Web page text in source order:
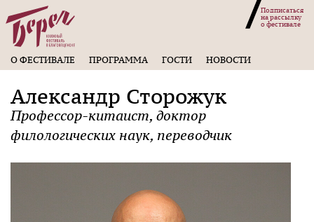
Подписаться
на рассылку
о фестивале
О ФЕСТИВАЛЕ ПРОГРАММА ГОСТИ НОВОСТИ
Александр Сторожук
Профессор-китаист, доктор
филологических наук, переводчик